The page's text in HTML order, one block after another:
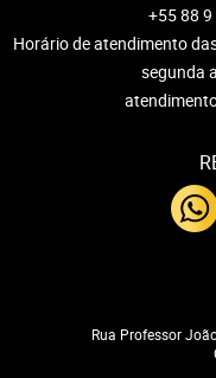
+55 88
Horário de atendimento
segunda
Rua Professor